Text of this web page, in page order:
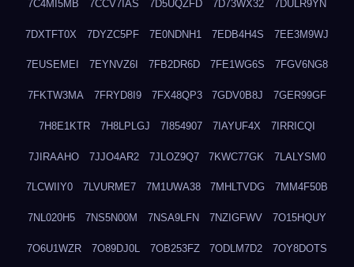
7C4MI5MB 7CCV7IAS 7D5UQZFD 7D73WX32 7DULR9YN
7DXTFT0X 7DYZC5PF 7E0NDNH1 7EDB4H4S 7EE3M9WJ
7EUSEMEI 7EYNVZ6I 7FB2DR6D 7FE1WG6S 7FGV6NG8
7FKTW3MA 7FRYD8I9 7FX48QP3 7GDV0B8J 7GER99GF
7H8E1KTR 7H8LPLGJ 7I854907 7IAYUF4X 7IRRICQI
7JIRAAHO 7JJO4AR2 7JLOZ9Q7 7KWC77GK 7LALYSM0
7LCWIIY0 7LVURME7 7M1UWA38 7MHLTVDG 7MM4F50B
7NL020H5 7NS5N00M 7NSA9LFN 7NZIGFWV 7O15HQUY
7O6U1WZR 7O89DJ0L 7OB253FZ 7ODLM7D2 7OY8DOTS